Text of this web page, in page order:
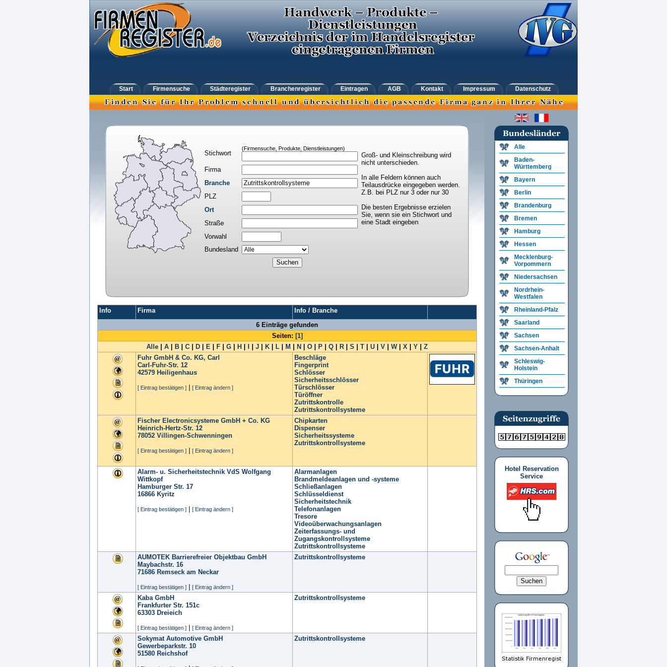
Start Firmensuche Städteregister Branchenregister Eintragen AGB Kontakt Impressum Datenschutz
Stichwort
(Firmensuche, Produkte, Dienstleistungen)
Groß- und Kleinschreibung wird
nicht unterschieden.
In alle Feldern können auch
Teilausdrücke eingegeben werden.
Z.B. bei PLZ nur 3 oder nur 30
Die besten Ergebnisse erzielen
Sie, wenn sie ein Stichwort und
eine Stadt eingeben
Firma
Branche
PLZ
Ort
Straße
Vorwahl
Bundesland
Info Firma
Info / Branche
6 Einträge gefunden
Seiten: [1]
Alle
A B C D E F G H J K L M N O P Q R S T U V W| X Y
Z
Fuhr GmbH & Co. KG, Carl
Carl-Fuhr-Str. 12
42579 Heiligenhaus
[ Eintrag bestätigen ] [ Eintrag ändern ]
Beschläge
Fingerprint
Schlösser
Sicherheitsschlösser
Türschlösser
Türöffner
Zutrittskontrolle
Zutrittskontrollsysteme
Fischer Electronicsysteme GmbH + Co. KG
Heinrich-Hertz-Str. 12
78052 Villingen-Schwenningen
[ Eintrag bestätigen ] [ Eintrag ändern ]
Chipkarten
Dispenser
Sicherheitssysteme
Zutrittskontrollsysteme
Alarm- u. Sicherheitstechnik VdS Wolfgang
Wittkopf
Hamburger Str. 17
16866 Kyritz
[ Eintrag bestätigen ] [ Eintrag ändern ]
Alarmanlagen
Brandmeldeanlagen und -systeme
Schließanlagen
Schlüsseldienst
Sicherheitstechnik
Telefonanlagen
Tresore
Videoüberwachungsanlagen
Zeiterfassungs- und
Zugangskontrollsysteme
Zutrittskontrollsysteme
AUMOTEK Barrierefreier Objektbau GmbH
Maybachstr. 16
71686 Remseck am Neckar
[ Eintrag bestätigen ] [ Eintrag ändern ]
Zutrittskontrollsysteme
Kaba GmbH
Frankfurter Str. 151c
63303 Dreieich
[ Eintrag bestätigen ] [ Eintrag ändern ]
Zutrittskontrollsysteme
Sokymat Automotive GmbH
Gewerbeparkstr. 10
51580 Reichshof
Zutrittskontrollsysteme
Alle
Baden-
Württemberg
Bayern
Berlin
Brandenburg
Bremen
Hamburg
Hessen
Mecklenburg-
Vorpommern
Niedersachsen
Nordrhein-
Westfalen
Rheinland-Pfalz
Saarland
Sachsen
Sachsen-Anhalt
Schleswig-
Holstein
Thüringen
Hotel Reservation
Service